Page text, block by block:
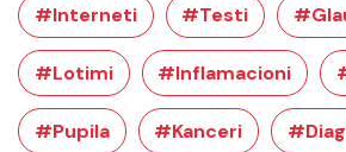
#Interneti #Testi
#Lotimi #Inflamacioni
#Pupila #Kanceri